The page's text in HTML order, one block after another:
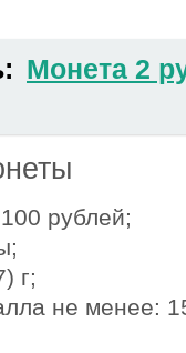
Монета 2
рублей;
г;
не менее: